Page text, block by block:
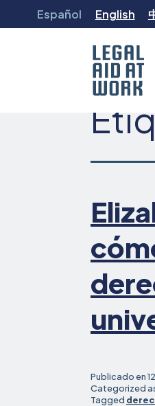
Español English
Legal
Aid
Publicado en
Categorized
Tagged